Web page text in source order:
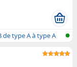
de type A à type A